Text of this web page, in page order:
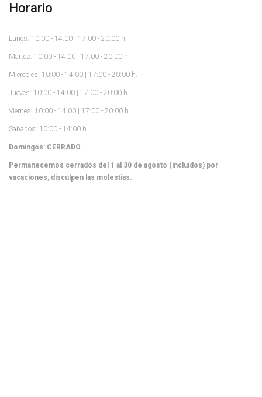
Horario
Lunes: 10:00 - 14:00 | 17:00 - 20:00 h.
Martes: 10:00 - 14:00 | 17:00 - 20:00 h.
Miércoles: 10:00 - 14:00 | 17:00 - 20:00 h.
Jueves: 10:00 - 14:00 | 17:00 - 20:00 h.
Viernes: 10:00 - 14:00 | 17:00 - 20:00 h.
Sábados: 10:00 - 14:00 h.
Domingos: CERRADO.
Permanecemos cerrados del 1 al 30 de agosto (incluidos) por
vacaciones, disculpen las molestias.